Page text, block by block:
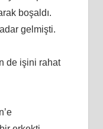
boşaldı.
gelmişti.
de işini rahat